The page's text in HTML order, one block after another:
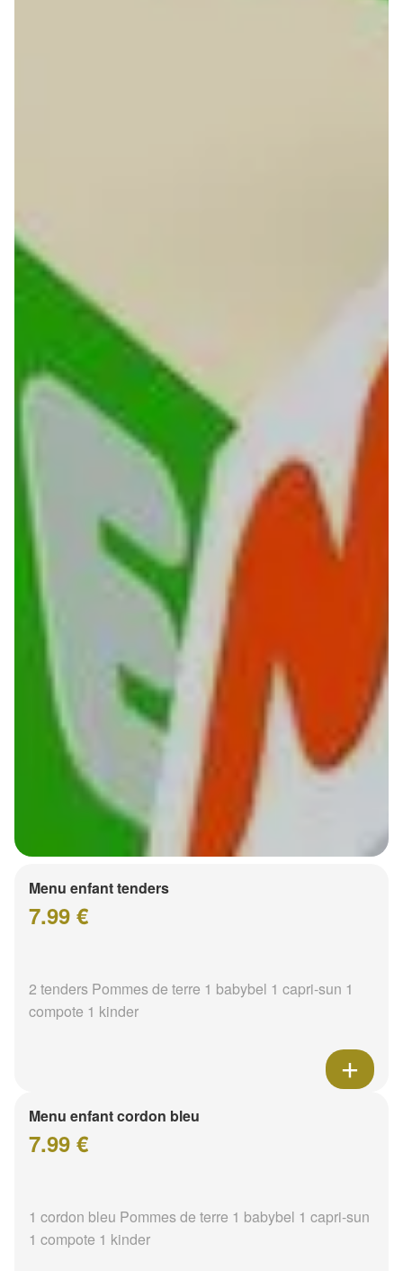
Menu enfant tenders
7.99 €
2 tenders Pommes de terre 1 babybel 1 capri-sun 1
compote 1 kinder
Menu enfant cordon bleu
7.99 €
1 cordon bleu Pommes de terre 1 babybel 1 capri-sun
1 compote 1 kinder